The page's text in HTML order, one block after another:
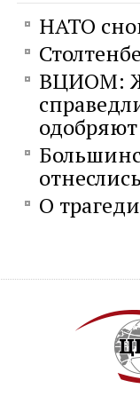
НАТО
ВЦИОМ:
О